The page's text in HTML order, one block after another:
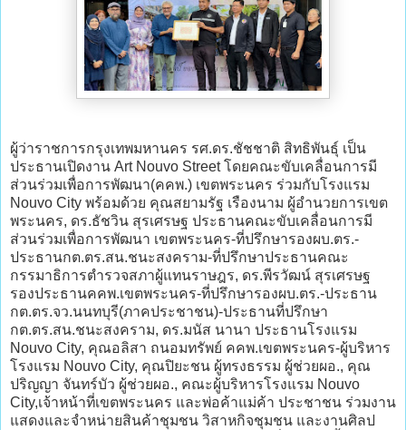
ผู้ว่าราชการกรุงเทพมหานคร รศ.ดร.ชัชชาติ สิทธิพันธุ์ เป็น
ประธานเปิดงาน Art Nouvo Street โดยคณะขับเคลื่อนการมี
ส่วนร่วมเพื่อการพัฒนา(คคพ.) เขตพระนคร ร่วมกับโรงแรม
Nouvo City พร้อมด้วย คุณสยามรัฐ เรืองนาม ผู้อำนวยการเขต
พระนคร, ดร.ธัชวิน สุรเศรษฐ ประธานคณะขับเคลื่อนการมี
ส่วนร่วมเพื่อการพัฒนา เขตพระนคร-ที่ปรึกษารองผบ.ตร.-
ประธานกต.ตร.สน.ชนะสงคราม-ที่ปรึกษาประธานคณะ
กรรมาธิการตำรวจสภาผู้แทนราษฎร, ดร.พีรวัฒน์ สุรเศรษฐ
รองประธานคคพ.เขตพระนคร-ที่ปรึกษารองผบ.ตร.-ประธาน
กต.ตร.จว.นนทบุรี(ภาคประชาชน)-ประธานที่ปรึกษา
กต.ตร.สน.ชนะสงคราม, ดร.มนัส นานา ประธานโรงแรม
Nouvo City, คุณอลิสา ถนอมทรัพย์ คคพ.เขตพระนคร-ผู้บริหาร
โรงแรม Nouvo City, คุณปิยะชน ผู้ทรงธรรม ผู้ช่วยผอ., คุณ
ปริญญา จันทร์บัว ผู้ช่วยผอ., คณะผู้บริหารโรงแรม Nouvo
City,เจ้าหน้าที่เขตพระนคร และพ่อค้าแม่ค้า ประชาชน ร่วมงาน
แสดงและจำหน่ายสินค้าชุมชน วิสาหกิจชุมชน และงานศิลป